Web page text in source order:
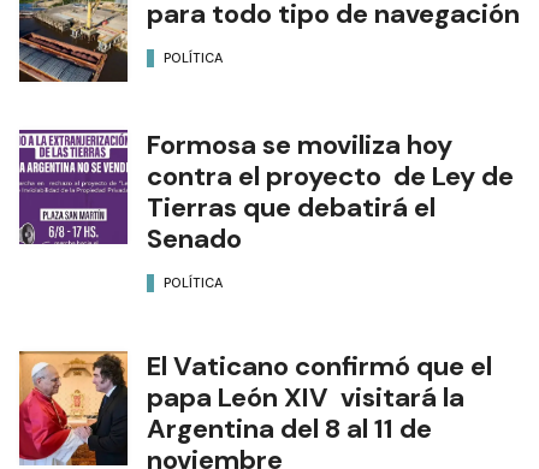
para todo tipo de navegación
POLÍTICA
Formosa se moviliza hoy
contra el proyecto de Ley de
Tierras que debatirá el
Senado
POLÍTICA
El Vaticano confirmó que el
papa León XIV visitará la
Argentina del 8 al 11 de
noviembre